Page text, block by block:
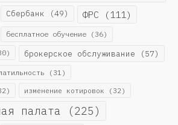
Сбербанк (49) ФРС (111)
бесплатное обучение (36)
брокерское обслуживание (57)
(31)
изменение котировок (32)
палата (225)